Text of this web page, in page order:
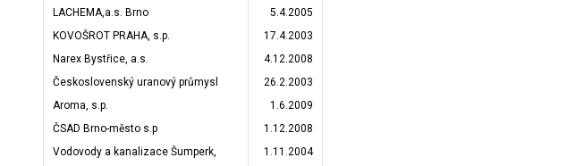
LACHEMA,a.s. Brno
5.4.2005
KOVOŠROT PRAHA, s.p.
17.4.2003
Narex Bystřice, a.s.
4.12.2008
Československý uranový průmysl
26.2.2003
Aroma, s.p.
1.6.2009
ČSAD Brno-město s.p
1.12.2008
Vodovody a kanalizace Šumperk,
1.11.2004